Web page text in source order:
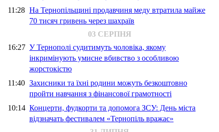
11:28 На Тернопільщині продавчиня меду втратила майже
70 тисяч гривень через шахраїв
03 СЕРПНЯ
16:27 У Тернополі судитимуть чоловіка, якому
інкримінують умисне вбивство з особливою
жорстокістю
11:40 Захисники та їхні родини можуть безкоштовно
пройти навчання з фінансової грамотності
10:14 Концерти, фудкорти та допомога ЗСУ: День міста
відзначать фестивалем «Тернопіль вражає»